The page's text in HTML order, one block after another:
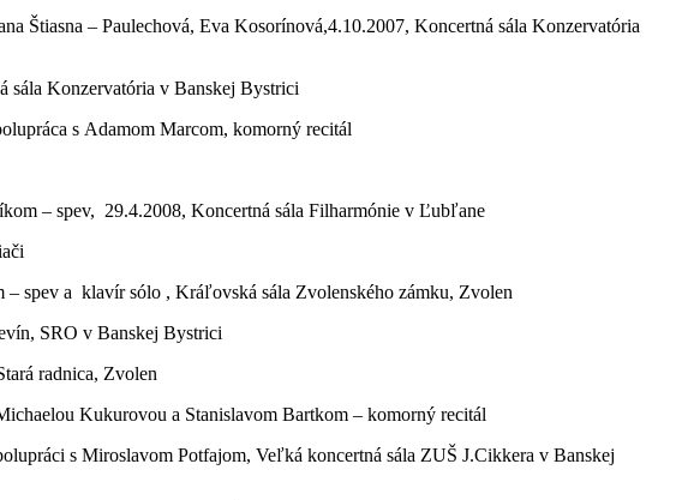
Štiasna – Paulechová, Eva Kosorínová,4.10.2007, Koncertná sála Konzervatória
sála Konzervatória v Banskej Bystrici
s Adamom Marcom, komorný recitál
– spev, 29.4.2008, Koncertná sála Filharmónie v Ľubľane
spev a klavír sólo , Kráľovská sála Zvolenského zámku, Zvolen
SRO v Banskej Bystrici
radnica, Zvolen
Kukurovou a Stanislavom Bartkom – komorný recitál
s Miroslavom Potfajom, Veľká koncertná sála ZUŠ J.Cikkera v Banskej